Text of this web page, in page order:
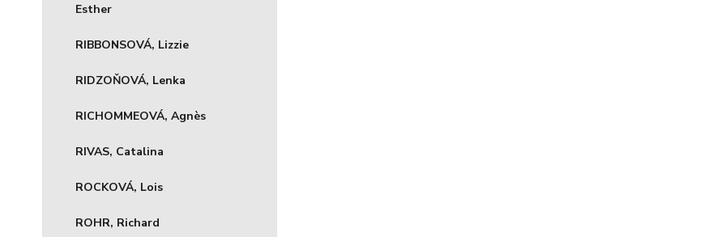
Esther
RIBBONSOVÁ, Lizzie
RIDZOŇOVÁ, Lenka
RICHOMMEOVÁ, Agnès
RIVAS, Catalina
ROCKOVÁ, Lois
ROHR, Richard